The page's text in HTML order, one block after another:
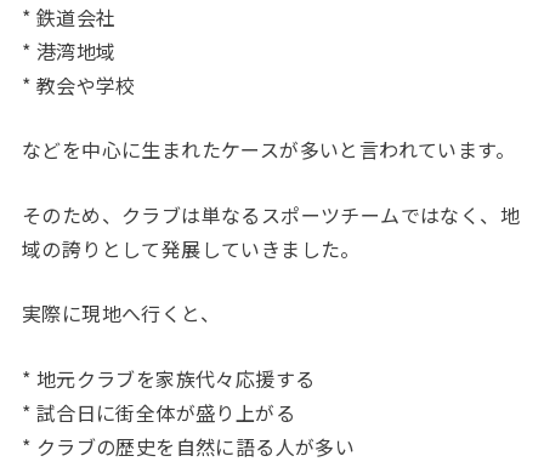
* 鉄道会社
* 港湾地域
* 教会や学校
などを中心に生まれたケースが多いと言われています。
そのため、クラブは単なるスポーツチームではなく、地
域の誇りとして発展していきました。
実際に現地へ行くと、
* 地元クラブを家族代々応援する
* 試合日に街全体が盛り上がる
* クラブの歴史を自然に語る人が多い